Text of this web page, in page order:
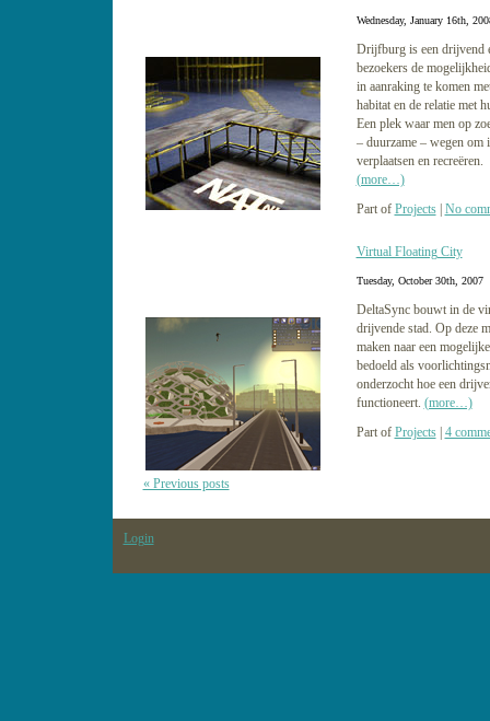
Wednesday, January 16th,
Drijfburg is een drijvend
bezoekers de
in aanraking te komen
habitat en de relatie met
Een plek waar men op
– duurzame – wegen om
verplaatsen en recreëren.
(more…)
Part of Projects| No
Virtual Floating City
Tuesday, October 30th, 2007
DeltaSync bouwt in de
drijvende stad. Op deze
maken naar een
bedoeld als
onderzocht hoe een
functioneert. (more…)
Part of Projects| 4
« Previous posts
Login